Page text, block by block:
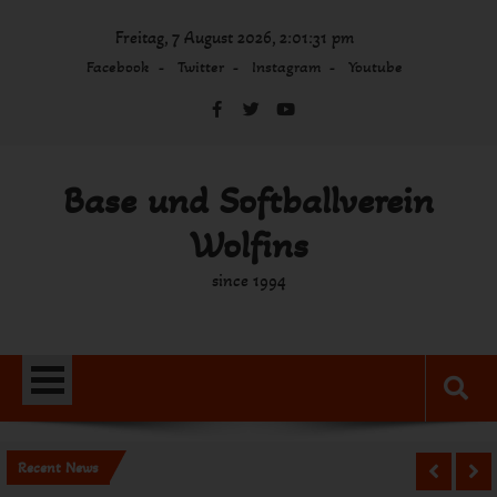
Freitag, 7 August 2026, 2:01:31 pm
Facebook Twitter Instagram Youtube
Base und Softballverein
Wolfins
since 1994
Recent News